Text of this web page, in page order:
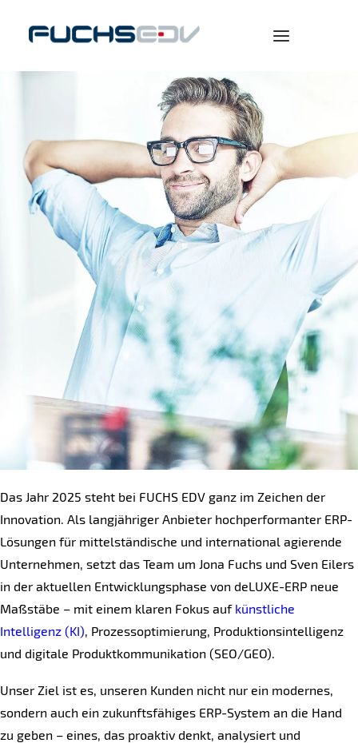
ONLINESHOP
BERATUNG
NEWS
UNTERNEHMEN
KARRIERE
SEARCH
Das Jahr 2025 steht bei FUCHS EDV ganz im Zeichen der
Innovation. Als langjähriger Anbieter hochperformanter ERP-
Lösungen für mittelständische und international agierende
Unternehmen, setzt das Team um Jona Fuchs und Sven Eilers
in der aktuellen Entwicklungsphase von deLUXE-ERP neue
Maßstäbe – mit einem klaren Fokus auf künstliche
Intelligenz (KI), Prozessoptimierung, Produktionsintelligenz
und digitale Produktkommunikation (SEO/GEO).
Unser Ziel ist es, unseren Kunden nicht nur ein modernes,
sondern auch ein zukunftsfähiges ERP-System an die Hand
zu geben – eines, das proaktiv denkt, analysiert und